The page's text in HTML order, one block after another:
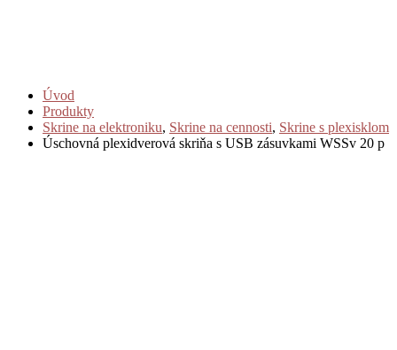
Úvod
Produkty
Skrine na elektroniku, Skrine na cennosti, Skrine s plexisklom
Úschovná plexidverová skriňa s USB zásuvkami WSSv 20 p